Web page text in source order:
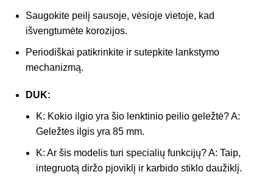
Saugokite peilį sausoje, vėsioje vietoje, kad
išvengtumėte korozijos.
Periodiškai patikrinkite ir sutepkite lankstymo
mechanizmą.
DUK:
K: Kokio ilgio yra šio lenktinio peilio geležtė? A:
Geležtės ilgis yra 85 mm.
K: Ar šis modelis turi specialių funkcijų? A: Taip,
integruotą diržo pjoviklį ir karbido stiklo daužiklį.